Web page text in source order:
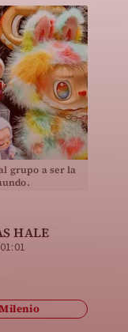
grupo a ser la
HALE